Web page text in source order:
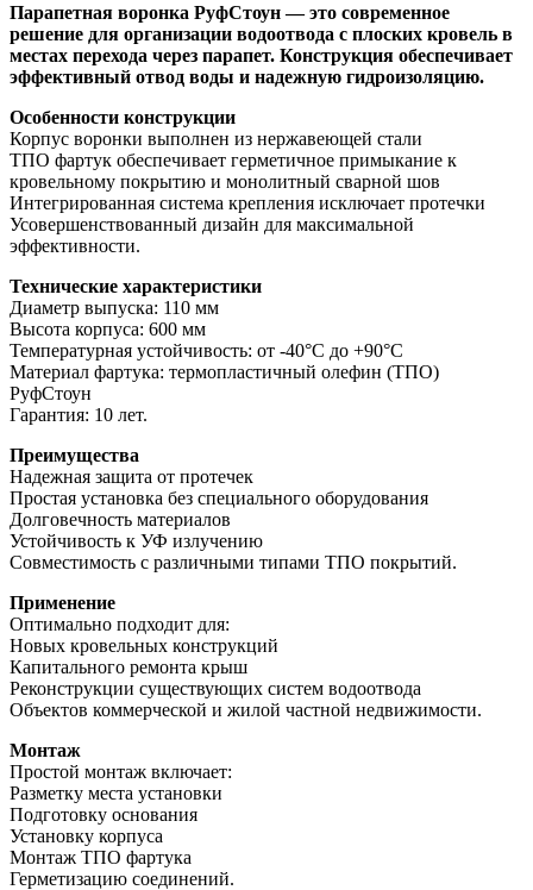
Парапетная воронка РуфСтоун — это современное
решение для организации водоотвода с плоских кровель в
местах перехода через парапет. Конструкция обеспечивает
эффективный отвод воды и надежную гидроизоляцию.
Особенности конструкции
Корпус воронки выполнен из нержавеющей стали
ТПО фартук обеспечивает герметичное примыкание к
кровельному покрытию и монолитный сварной шов
Интегрированная система крепления исключает протечки
Усовершенствованный дизайн для максимальной
эффективности.
Технические характеристики
Диаметр выпуска: 110 мм
Высота корпуса: 600 мм
Температурная устойчивость: от -40°C до +90°C
Материал фартука: термопластичный олефин (ТПО)
РуфСтоун
Гарантия: 10 лет.
Преимущества
Надежная защита от протечек
Простая установка без специального оборудования
Долговечность материалов
Устойчивость к УФ излучению
Совместимость с различными типами ТПО покрытий.
Применение
Оптимально подходит для:
Новых кровельных конструкций
Капитального ремонта крыш
Реконструкции существующих систем водоотвода
Объектов коммерческой и жилой частной недвижимости.
Монтаж
Простой монтаж включает:
Разметку места установки
Подготовку основания
Установку корпуса
Монтаж ТПО фартука
Герметизацию соединений.